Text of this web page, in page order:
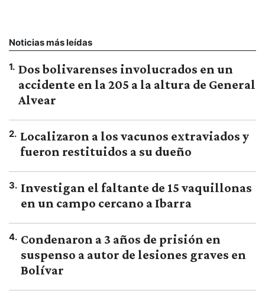
Noticias más leídas
1. Dos bolivarenses involucrados en un
accidente en la 205 a la altura de General
Alvear
2. Localizaron a los vacunos extraviados y
fueron restituidos a su dueño
3. Investigan el faltante de 15 vaquillonas
en un campo cercano a Ibarra
4. Condenaron a 3 años de prisión en
suspenso a autor de lesiones graves en
Bolívar